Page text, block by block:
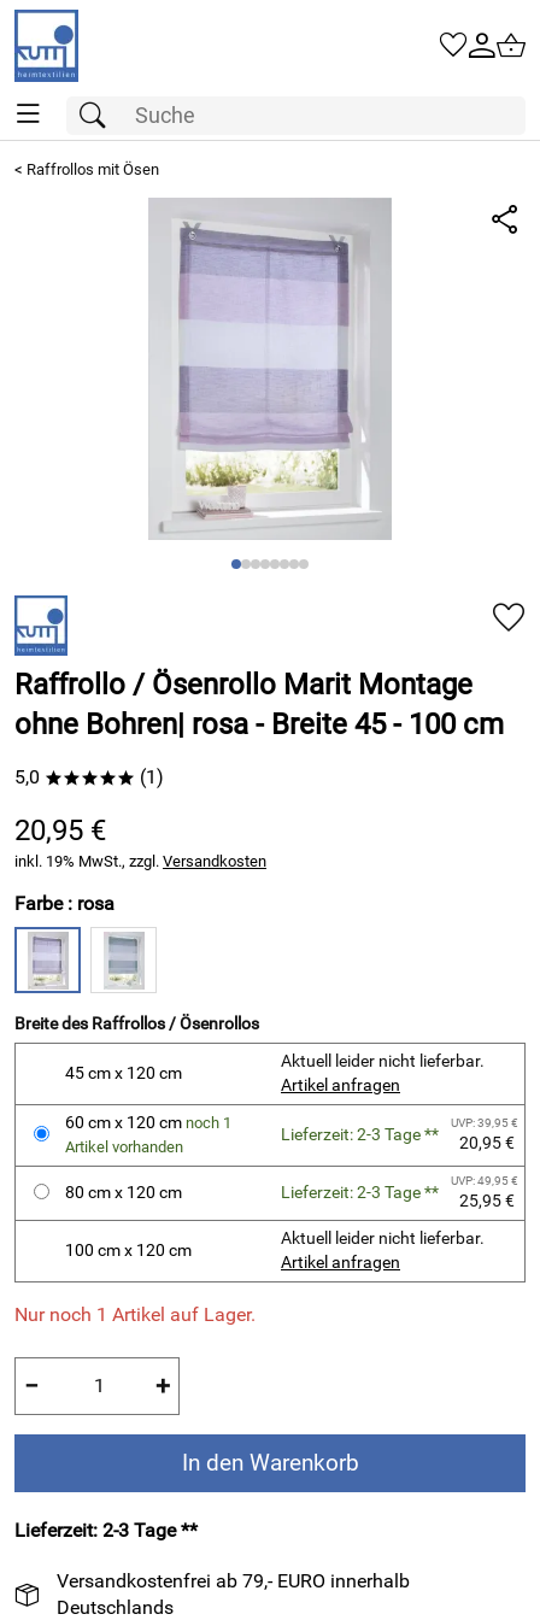
< Raffrollos mit Ösen
Raffrollo / Ösenrollo Marit Montage
ohne Bohren| rosa - Breite 45 - 100 cm
5,0 ***** (1)
20,95 €
inkl. 19% MwSt., zzgl. Versandkosten
Farbe : rosa
Breite des Raffrollos / Ösenrollos
45 cm x 120 cm
Aktuell leider nicht lieferbar.
Artikel anfragen
60 cm x 120 cm noch 1
Artikel vorhanden
Lieferzeit: 2-3 Tage **
UVP: 39,95 €
20,95 €
80 cm x 120 cm Lieferzeit: 2-3 Tage **
UVP: 49,95 €
25,95 €
100 cm x 120 cm
Aktuell leider nicht lieferbar.
Artikel anfragen
Nur noch 1 Artikel auf Lager.
− +
In den Warenkorb
Lieferzeit: 2-3 Tage **
Versandkostenfrei ab 79,- EURO innerhalb
Deutschlands